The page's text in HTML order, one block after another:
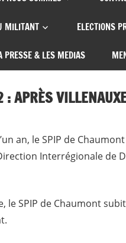
MILITANT ELECTIONS
PRESSE & LES MEDIAS
APRÈS
an, le SPIP de
Interrégionale de
le SPIP de Chaumont